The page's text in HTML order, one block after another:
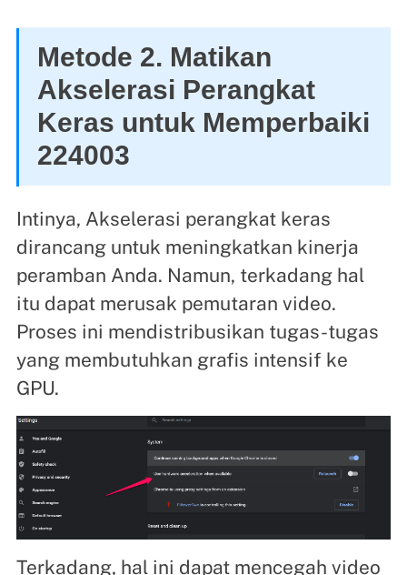
Metode 2. Matikan
Akselerasi Perangkat
Keras untuk Memperbaiki
224003
Intinya, Akselerasi perangkat keras
dirancang untuk meningkatkan kinerja
peramban Anda. Namun, terkadang hal
itu dapat merusak pemutaran video.
Proses ini mendistribusikan tugas-tugas
yang membutuhkan grafis intensif ke
GPU.
Terkadang, hal ini dapat mencegah video